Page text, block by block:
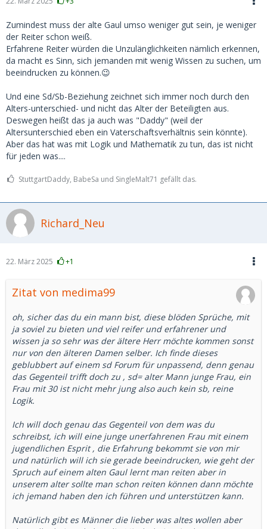
Zumindest muss der alte Gaul umso weniger gut sein, je weniger
der Reiter schon weiß.
Erfahrene Reiter würden die Unzulänglichkeiten nämlich erkennen,
da macht es Sinn, sich jemanden mit wenig Wissen zu suchen, um
beeindrucken zu können.😉
Und eine Sd/Sb-Beziehung zeichnet sich immer noch durch den
Alters-unterschied- und nicht das Alter der Beteiligten aus.
Deswegen heißt das ja auch was "Daddy" (weil der
Altersunterschied eben ein Vaterschaftsverhältnis sein könnte).
Aber das hat was mit Logik und Mathematik zu tun, das ist nicht
für jeden was....
StuttgartDaddy, BabeSa und SingleMalt71 gefällt das.
Richard_Neu
22. März 2025 +1
Zitat von medima99
oh, sicher das du ein mann bist, diese blöden Sprüche, mit
ja soviel zu bieten und viel reifer und erfahrener und
wissen ja so sehr was der ältere Herr möchte kommen sonst
nur von den älteren Damen selber. Ich finde dieses
geblubbert auf einem sd Forum für unpassend, denn genau
das Gegenteil trifft doch zu , sd= alter Mann junge Frau, ein
Frau mit 30 ist nicht mehr jung also auch kein sb, reine
Logik.
Ich will doch genau das Gegenteil von dem was du
schreibst, ich will eine junge unerfahrenen Frau mit einem
jugendlichen Esprit , die Erfahrung bekommt sie von mir
und natürlich will ich sie gerade beeindrucken, wie geht der
Spruch auf einem alten Gaul lernt man reiten aber in
unserem alter sollte man schon reiten können dann möchte
ich jemand haben den ich führen und unterstützen kann.
Natürlich gibt es Männer die lieber was altes wollen aber